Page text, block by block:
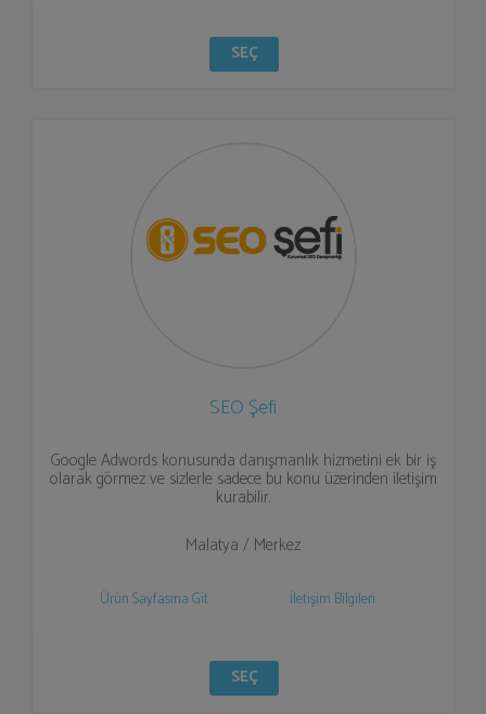
SEÇ
SEO Şefi
Google Adwords konusunda danışmanlık hizmetini ek bir iş
olarak görmez ve sizlerle sadece bu konu üzerinden iletişim
kurabilir.
Malatya / Merkez
Ürün Sayfasına Git İletişim Bilgileri
SEÇ